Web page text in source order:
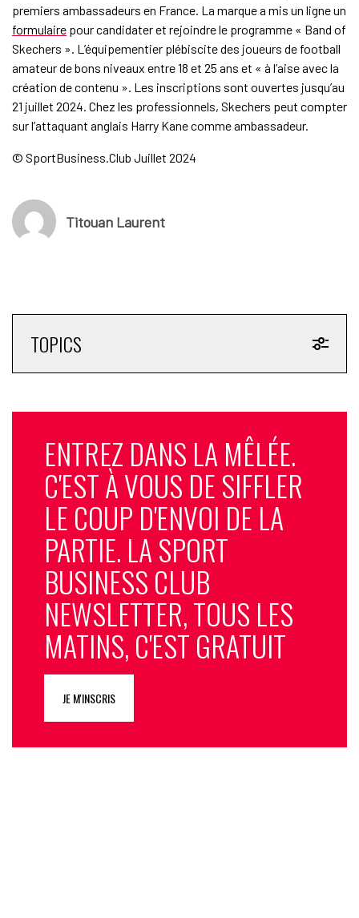
premiers ambassadeurs en France. La marque a mis un ligne un
formulairepour candidater et rejoindre le programme « Band of
Skechers ». L’équipementier plébiscite des joueurs de football
amateur de bons niveaux entre 18 et 25 ans et « à l’aise avec la
création de contenu ». Les inscriptions sont ouvertes jusqu’au
21 juillet 2024. Chez les professionnels, Skechers peut compter
sur l’attaquant anglais Harry Kane comme ambassadeur.
© SportBusiness.Club Juillet 2024
Titouan Laurent
TOPICS
ENTREZ DANS LA MÊLÉE.
C'EST À VOUS DE SIFFLER
LE COUP D'ENVOI DE LA
PARTIE. LA SPORT
BUSINESS CLUB
NEWSLETTER, TOUS LES
MATINS, C'EST GRATUIT
JE M'INSCRIS